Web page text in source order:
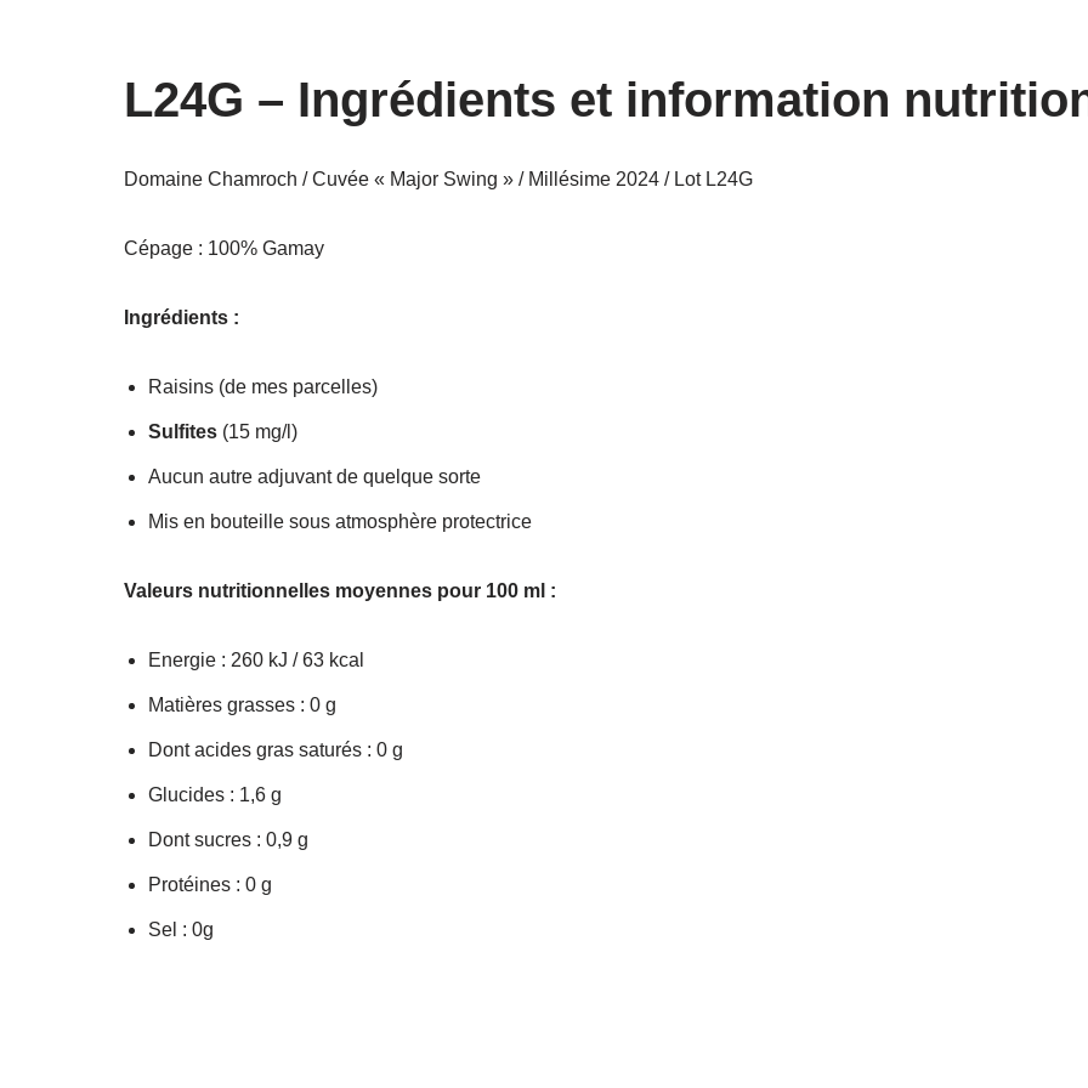
L24G – Ingrédients et information
Domaine Chamroch / Cuvée « Major Swing » / Millésime 2024 / Lot L24G
Cépage : 100% Gamay
Ingrédients :
Raisins (de mes parcelles)
Sulfites (15 mg/l)
Aucun autre adjuvant de quelque sorte
Mis en bouteille sous atmosphère protectrice
Valeurs nutritionnelles moyennes pour 100 ml :
Energie : 260 kJ / 63 kcal
Matières grasses : 0 g
Dont acides gras saturés : 0 g
Glucides : 1,6 g
Dont sucres : 0,9 g
Protéines : 0 g
Sel : 0g